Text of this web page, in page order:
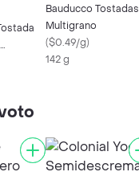
Bauducco Tostadas
Multigrano
($0.49/g)
142 g